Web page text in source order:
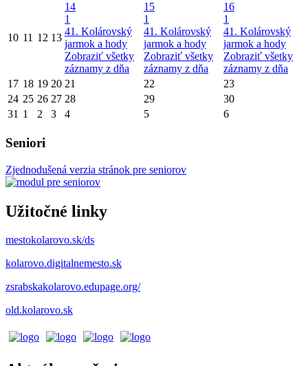
10 11 12 13
14
1
41. Kolárovský
jarmok a hody
Zobraziť všetky
záznamy z dňa
15
1
41. Kolárovský
jarmok a hody
Zobraziť všetky
záznamy z dňa
16
1
41. Kolárovský
jarmok a hody
Zobraziť všetky
záznamy z dňa
17 18 19 20 21 22
23
24 25 26 27 28 29
30
31 1 2 3 4 5 6
Seniori
Zjednodušená verzia stránok pre seniorov
Užitočné linky
mestokolarovo.sk/ds
kolarovo.digitalnemesto.sk
zsrabskakolarovo.edupage.org/
old.kolarovo.sk